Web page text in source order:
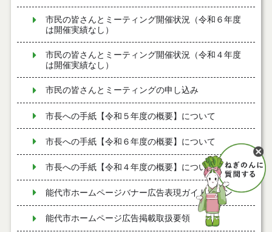
市民の皆さんとミーティング開催状況（令和６年度
は開催実績なし）
市民の皆さんとミーティング開催状況（令和４年度
は開催実績なし）
市民の皆さんとミーティングの申し込み
市長への手紙【令和５年度の概要】について
市長への手紙【令和６年度の概要】について
市長への手紙【令和４年度の概要】について
能代市ホームページバナー広告表現ガイドライン
能代市ホームページ広告掲載取扱要領